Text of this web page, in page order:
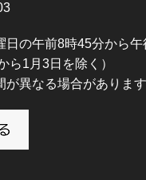
日の午前8時45分から
ら1月3日を除く）
異なる場合があります